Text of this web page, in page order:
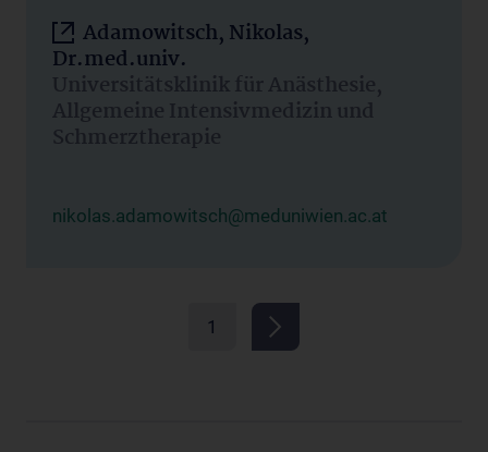
Adamowitsch, Nikolas,
Dr.med.univ.
Universitätsklinik für Anästhesie,
Allgemeine Intensivmedizin und
Schmerztherapie
nikolas.adamowitsch@meduniwien.ac.at
1